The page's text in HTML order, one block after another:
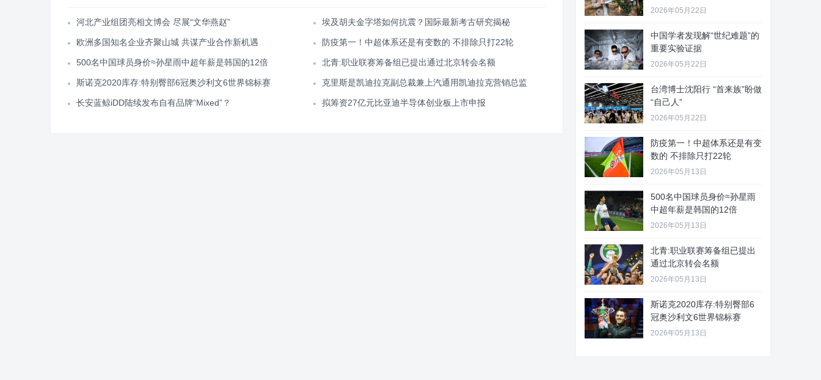
河北产业组团亮相文博会 尽展“文华燕赵” 埃及胡夫金字塔如何抗震？国际最新考古研究揭秘
欧洲多国知名企业齐聚山城 共谋产业合作新机遇 防疫第一！中超体系还是有变数的 不排除只打22轮
500名中国球员身价≈孙星雨中超年薪是韩国的12倍 北青:职业联赛筹备组已提出通过北京转会名额
斯诺克2020库存:特别臀部6冠奥沙利文6世界锦标赛 克里斯是凯迪拉克副总裁兼上汽通用凯迪拉克营销总监
长安蓝鲸iDD陆续发布自有品牌“Mixed”？ 拟筹资27亿元比亚迪半导体创业板上市申报
2026年05月22日
中国学者发现解“世纪难题”的
重要实验证据
2026年05月22日
台湾博士沈阳行 “首来族”盼做
“自己人”
2026年05月22日
防疫第一！中超体系还是有变
数的 不排除只打22轮
2026年05月13日
500名中国球员身价≈孙星雨
中超年薪是韩国的12倍
2026年05月13日
北青:职业联赛筹备组已提出
通过北京转会名额
2026年05月13日
斯诺克2020库存:特别臀部6
冠奥沙利文6世界锦标赛
2026年05月13日